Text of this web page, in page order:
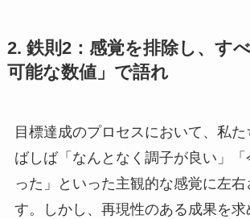
2. 鉄則2：感覚を排除し、す
可能な数値」で語れ
目標達成のプロセスにおいて、私た
ばしば「なんとなく調子が良い」
った」といった主観的な感覚に左
す。しかし、再現性のある成果を